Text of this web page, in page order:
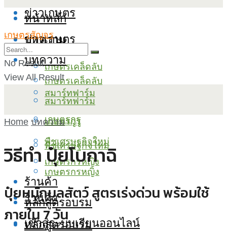
ข่าวเกษตร
บทความ
เกษตรเคล็ดลับ
สมาร์ทฟาร์ม
เกษตรกูรู
พืชเศรษฐกิจใหม่
เกษตรกรหญิง
ร้านค้า
หลักสูตรอบรม
หน้าหลัก
ข่าวเกษตร
บทความ
เกษตรเคล็ดลับ
สมาร์ทฟาร์ม
เกษตรกูรู
พืชเศรษฐกิจใหม่
เกษตรกรหญิง
ร้านค้า
หลักสูตรอบรม
เข้าสู่ระบบเรียนออนไลน์
เกษตรสัญจร
No Result
View All Result
Home บทความ
วิธีทำ ปุ๋ยโบกาฉิ
ปุ๋ยหมักมูลสัตว์ สูตรเร่งด่วน พร้อมใช้
ภายใน 7 วัน